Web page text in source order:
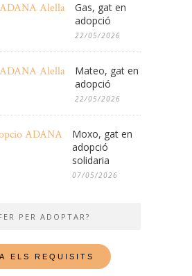
Gas, gat en
adopció
22/05/2026
Mateo, gat en
adopció
22/05/2026
Moxo, gat en
adopció
solidaria
07/05/2026
PER ADOPTAR?